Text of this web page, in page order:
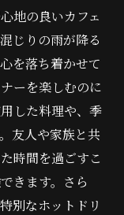
地の良いカフェ
じりの雨が降る
を落ち着かせて
ーを楽しむのに
した料理や、季
友人や家族と共
時間を過ごすこ
きます。さら
別なホットドリ